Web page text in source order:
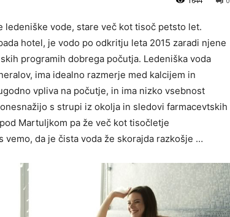
vode, stare več kot tisoč petsto let.
hotel, je vodo po odkritju leta 2015 zaradi njene
programih dobrega počutja. Ledeniška voda
ima idealno razmerje med kalcijem in
vpliva na počutje, in ima nizko vsebnost
s strupi iz okolja in sledovi farmacevtskih
Martuljkom pa že več kot tisočletje
da je čista voda že skorajda razkošje …